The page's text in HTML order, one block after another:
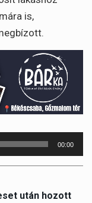
is,
00:00
után hozott